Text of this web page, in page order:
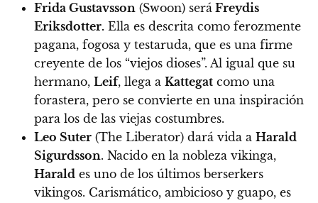
Frida Gustavsson (Swoon) será Freydis
Eriksdotter. Ella es descrita como ferozmente
pagana, fogosa y testaruda, que es una firme
creyente de los “viejos dioses”. Al igual que su
hermano, Leif, llega a Kattegat como una
forastera, pero se convierte en una inspiración
para los de las viejas costumbres.
Leo Suter (The Liberator) dará vida a Harald
Sigurdsson. Nacido en la nobleza vikinga,
Harald es uno de los últimos berserkers
vikingos. Carismático, ambicioso y guapo, es